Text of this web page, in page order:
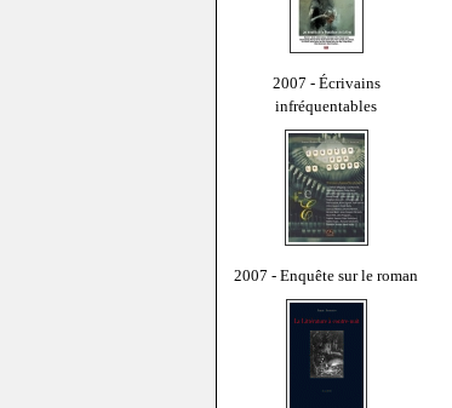
2007 - Écrivains
infréquentables
2007 - Enquête sur le roman